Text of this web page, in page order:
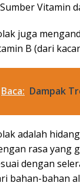
Vitamin
juga
B (dari
Baca: Dampak
adalah
rasa yang
dengan
bahan-bahan